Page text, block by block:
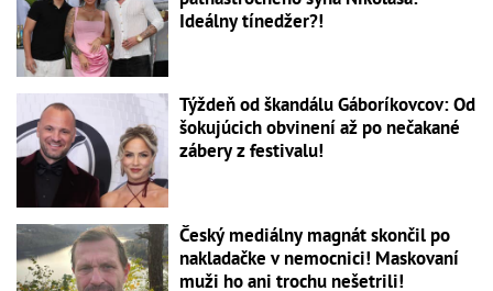
Ideálny tínedžer?!
Týždeň od škandálu Gáboríkovcov: Od
šokujúcich obvinení až po nečakané
zábery z festivalu!
Český mediálny magnát skončil po
nakladačke v nemocnici! Maskovaní
muži ho ani trochu nešetrili!